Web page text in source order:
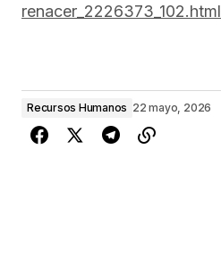
renacer_2226373_102.html
Recursos Humanos 22 mayo, 2026